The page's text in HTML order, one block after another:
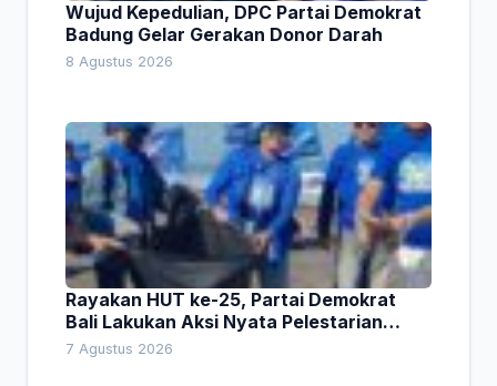
Wujud Kepedulian, DPC Partai Demokrat
Badung Gelar Gerakan Donor Darah
8 Agustus 2026
Rayakan HUT ke-25, Partai Demokrat
Bali Lakukan Aksi Nyata Pelestarian
Lingkungan
7 Agustus 2026